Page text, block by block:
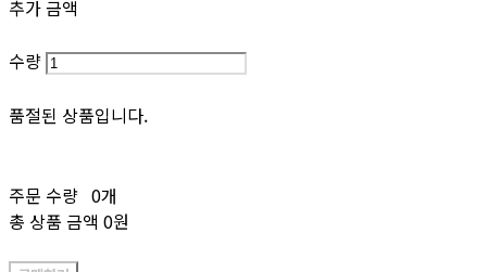
추가 금액
수량
품절된 상품입니다.
주문 수량 0개
총 상품 금액 0원